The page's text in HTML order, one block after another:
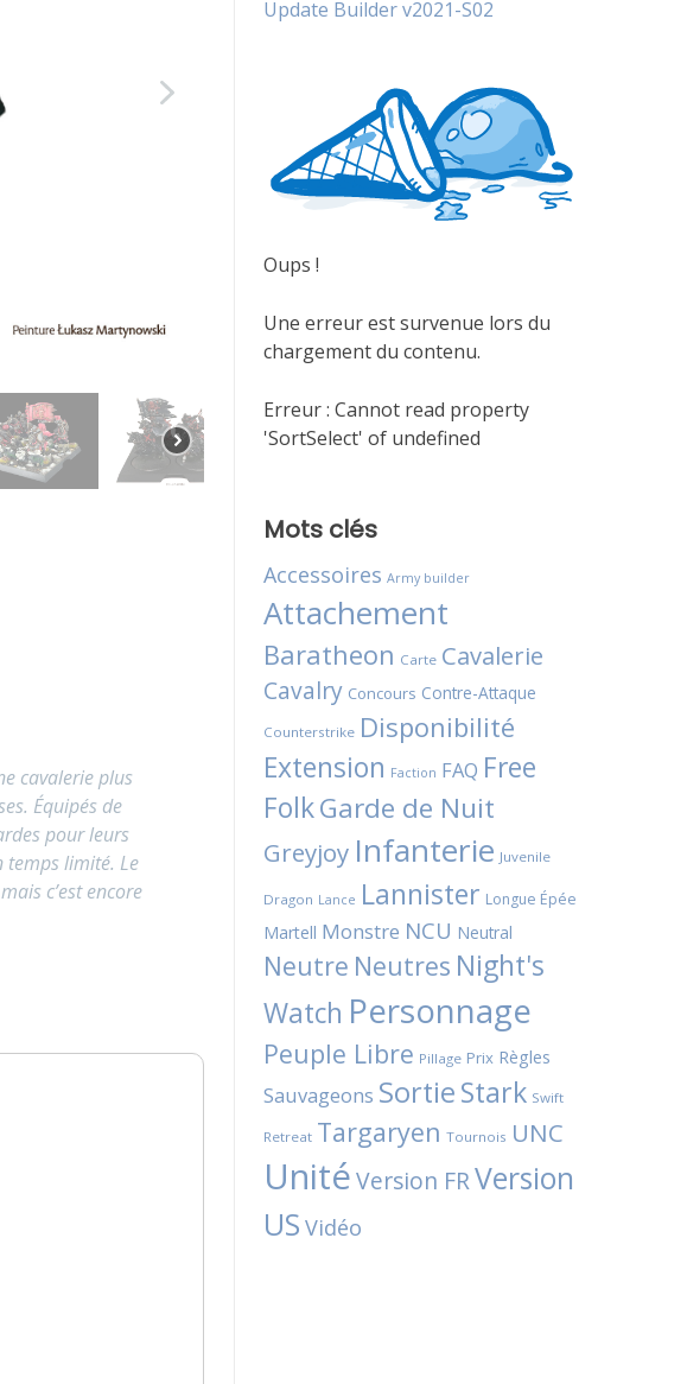
cavalerie plus
Équipés de
pour leurs
temps limité. Le
c’est encore
Update Builder v2021-S02
Oups !
Une erreur est survenue lors du
chargement du contenu.
Erreur : Cannot read property
'SortSelect' of undefined
Mots clés
Accessoires Army builder
Attachement
Baratheon Carte Cavalerie
Cavalry Concours Contre-Attaque
Counterstrike Disponibilité
Extension Faction FAQ Free
FolkGarde de Nuit
Greyjoy Infanterie Juvenile
Dragon Lance Lannister Longue Épée
Martell Monstre NCU Neutral
Neutre Neutres Night's
Watch Personnage
Peuple Libre Pillage Prix Règles
Sauvageons SortieStark Swift
Retreat Targaryen Tournois UNC
UnitéVersion FRVersion
US Vidéo